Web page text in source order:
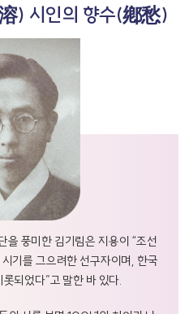
) 시인의 향수(鄕愁)
풍미한 김기림은 지용이 “조선
기를 그으려한 선구자이며, 한국
되었다”고 말한 바 있다.